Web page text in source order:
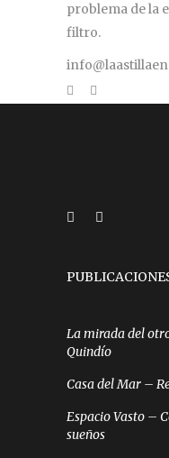
problema de la
filtro.
La mirada del
Quindío
Casa del Mar –
Espacio Vasto –
sueños